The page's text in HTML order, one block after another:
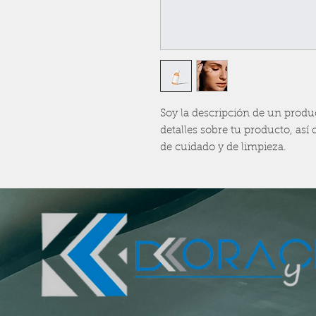
Soy la descripción de un
detalles sobre tu producto, así
de cuidado y de limpieza.